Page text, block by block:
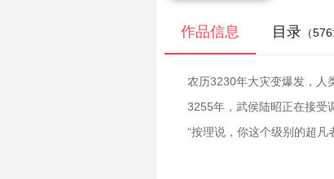
作品信息 目录 （576
农历3230年大灾变爆发，人
3255年，武侯陆昭正在接受
“按理说，你这个级别的超凡